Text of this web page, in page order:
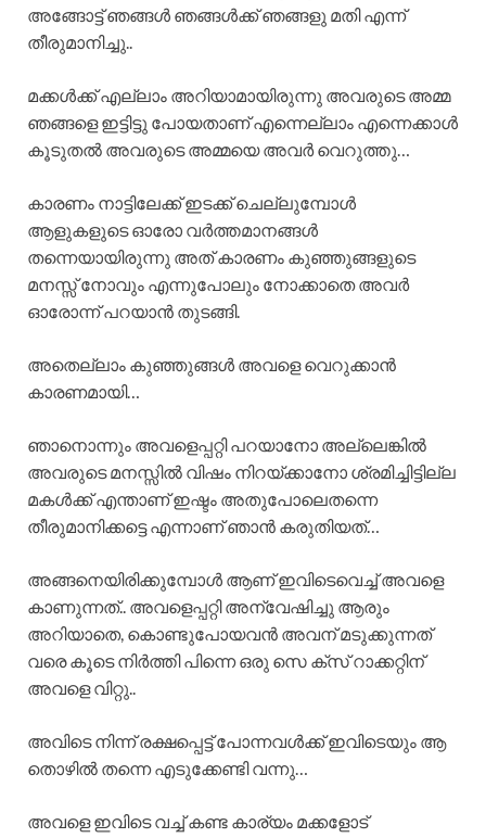
അങ്ങോട്ട് ഞങ്ങൾ ഞങ്ങൾക്ക് ഞങ്ങളു മതി എന്ന്
തീരുമാനിച്ചു..
മക്കൾക്ക് എല്ലാം അറിയാമായിരുന്നു അവരുടെ അമ്മ
ഞങ്ങളെ ഇട്ടിട്ടു പോയതാണ് എന്നെല്ലാം എന്നെക്കാൾ
കൂടുതൽ അവരുടെ അമ്മയെ അവർ വെറുത്തു…
കാരണം നാട്ടിലേക്ക് ഇടക്ക് ചെല്ലുമ്പോൾ
ആളുകളുടെ ഓരോ വർത്തമാനങ്ങൾ
തന്നെയായിരുന്നു അത് കാരണം കുഞ്ഞുങ്ങളുടെ
മനസ്സ് നോവും എന്നുപോലും നോക്കാതെ അവർ
ഓരോന്ന് പറയാൻ തുടങ്ങി.
അതെല്ലാം കുഞ്ഞുങ്ങൾ അവളെ വെറുക്കാൻ
കാരണമായി…
ഞാനൊന്നും അവളെപ്പറ്റി പറയാനോ അല്ലെങ്കിൽ
അവരുടെ മനസ്സിൽ വിഷം നിറയ്ക്കാനോ ശ്രമിച്ചിട്ടില്ല
മകൾക്ക് എന്താണ് ഇഷ്ടം അതുപോലെതന്നെ
തീരുമാനിക്കട്ടെ എന്നാണ് ഞാൻ കരുതിയത്…
അങ്ങനെയിരിക്കുമ്പോൾ ആണ് ഇവിടെവെച്ച് അവളെ
കാണുന്നത്.. അവളെപ്പറ്റി അന്വേഷിച്ചു ആരും
അറിയാതെ, കൊണ്ടുപോയവൻ അവന് മടുക്കുന്നത്
വരെ കൂടെ നിർത്തി പിന്നെ ഒരു സെ ക്സ് റാക്കറ്റിന്
അവളെ വിറ്റു..
അവിടെ നിന്ന് രക്ഷപ്പെട്ട് പോന്നവൾക്ക് ഇവിടെയും ആ
തൊഴിൽ തന്നെ എടുക്കേണ്ടി വന്നു…
അവളെ ഇവിടെ വച്ച് കണ്ട കാര്യം മക്കളോട്